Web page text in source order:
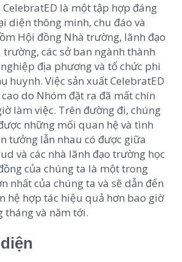
CelebratED là một tập hợp đáng
diện thông minh, chu đáo và
Hội đồng Nhà trường, lãnh đạo
trường, các sở ban ngành thành
địa phương và tổ chức phi
huynh. Việc sản xuất CelebratED
do Nhóm đặt ra đã mất chín
làm việc. Trên đường đi, chúng
những mối quan hệ và tình
tưởng lẫn nhau có được giữa
và các nhà lãnh đạo trường học
của chúng ta là một trong
nhất của chúng ta và sẽ dẫn đến
hệ hợp tác hiệu quả hơn bao giờ
tháng và năm tới.